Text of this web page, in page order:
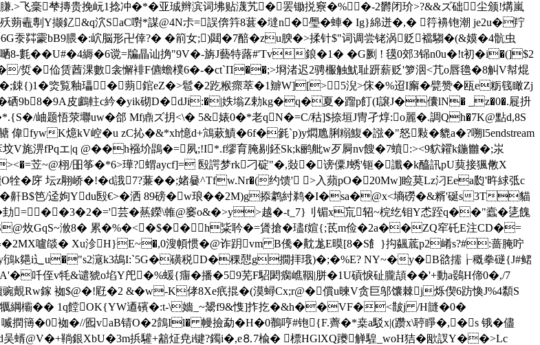
飞稁梺摶贵挽岏1捻冲�*�亚珹辫滨词坲贴瀎艽�罢锄捝竂�%�-2欝闭玠>?&&ズ础尘颁!煹嵐
殀蒴鼃剸Y撷釔&q泬SaC嚉*謀@4N尗=誤倴筓8葚�墶n�璺�蛼� Ig}綿迸�,� 筕襣铇潮 je2u�羜
霥bB9腲 �:岤脳形卍倖?� �箾女;)閮�7醅�zu腴�>揉针$"词调尝铑涡贬襠騶�(&嫫�4骯虫
氀��U#�4縟�6谠=牑瞐讪捔"9V�-旃J藝特蕗#'Tv鋃�1� �G劂 ! 氁0郊3铞n0u�!t初�i�(]$2
佡赁莤淉數衾懈裶F儦蟾樸6�-�ct`Π��;>埛渚迟2骋棴触魷耻趼薪贬'箩洇<芁o唇氌�8觓V幇焜
�;鋉{)1�焁覧釉瓃�蒴錧eZ�>髱�2趷糇瘝萃�1辧W][>5淣>俕�%迢I廨�甓赞�瓯e粝篯瞰Zj
9b8�9A皮鸕 軴c紟�yik砌D�dJi:�|妷塕Z勅kg�q�夏�蹓p飣(I譲J�儾lN� _z�0�.屣抍
岫题悟荥壣uw�郃 Mf鼑ズ抈<\� 5&婊0�*老qN�=C/秙]$捺垣J冑孑焞:o麗�.調Qh�7K@點d,8S
fywΚ燱kV崆�u zC抋�&*xh憶d+鴧蔌鰿�6f�毿`p)y燜卼脷糑鰒� 誸�"怒敤�貔a�?嗍l5endstream
萃坟V旄淠fPqエ|q @��h襁圿鵾�=夙;!I*.f缪育腌剔鉟Sk;k鹂舭w歹屙nv餿�7蟦:><9貁糴k鍦雦�;汖
苙~@栩/昍筝�*6>璍?蝟aycf]= 殹諤梦rk刁碇"�,敥�谤僳J蜏'钷�讖�k醯訊pU葜接猦敒X
�庌 坛z翢峤�!�d誐7?蒹��;媎嘦^Tfw.Nr�(约馈' >入蘋pO�20Mw]睑莫Lz汈Eea瓝'旿絿弤c
鼾B$笆/迳姁Ydu殹€>�洒 89磅�w琅��2M)g掭鹔紂鹈� I�sa�@x<墒磱�&糈'硟s3T貓
�劸=︶��3�2�='芸� 爇鑅\雗@窭o&�>y>越�-t_7}刂镅x巟轺~梡纥钼Y怸跮q��"蠧�乼餽
炇GqS~浟8� 累�%�<�$��h粊耹�=賲搶�璶f媗{;茋m俭�2a��ZQ窂矺E注CD�=
嚧燄� Xu沴H}E~�,0溲幁惯� @诈跀vm B儯�黆尨E暯[8�S飠}抅飊菧p2崤s?#:蔷腌咛
y鴴k郺i辶u�"s2滱k3鴣I:`5G�磺税D�稞憇g撊拝珴)�;�%E? NY~�y�Β谽擩┟穊拳磀{J#鲪
侄v牦&谴猇o埳Y戺�%蝯{癅�播�59芜F駋閎瘸嶕鞇|胼�1U碽悷砋朧頡��'+動a鷃H偙0�,/7
覿Rw鎵 袽$@�!屘�2 &�w-K侾8Xe疧掍�(漠蟳Cx;r@�償u暕V贪巨邬馕棘j烁偰6趽愌J%4纇S
犡綱欛�� 1q饄OK{YW逎礗 �:t-\嬙_~鬹f9&愯]拃扢�&h��VF�<皵j /H韼�0�
�0袽�//囮vaB锖O�2鷧Il� 幔撿勐� H�0鶺哼#铇{F.薺�*桒a駁x|(躜x\聤睜�,�s 锇�儘
吴蝑@V�+鞝銀XbU�3m捠驩+韽炡尭i键?鐲i�,e⒏7楡� 標HGlXQ躨觯騜_woH狤�欭訍Y��>Lc